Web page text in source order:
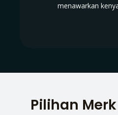
menawarkan
Pilihan